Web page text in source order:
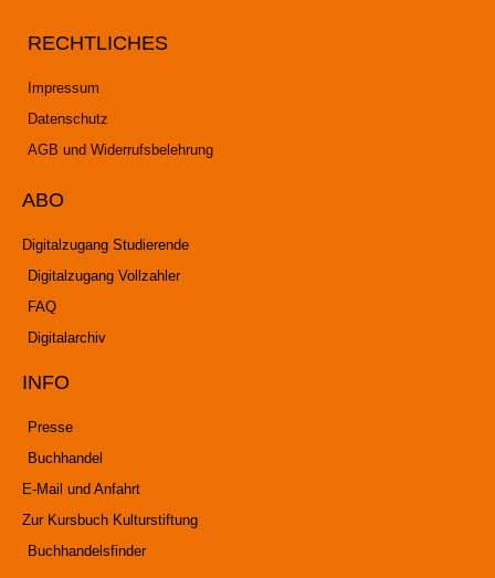
RECHTLICHES
Impressum
Datenschutz
AGB und Widerrufsbelehrung
ABO
Digitalzugang Studierende
Digitalzugang Vollzahler
FAQ
Digitalarchiv
INFO
Presse
Buchhandel
E-Mail und Anfahrt
Zur Kursbuch Kulturstiftung
Buchhandelsfinder